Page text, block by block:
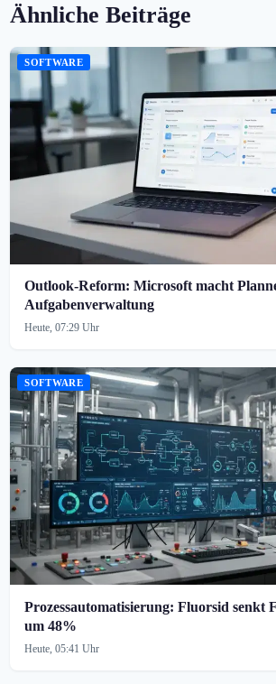
Ähnliche Beiträge
SOFTWARE
Outlook-Reform: Microsoft macht
Aufgabenverwaltung
Heute, 07:29 Uhr
SOFTWARE
Prozessautomatisierung: Fluorsid senkt
um 48%
Heute, 05:41 Uhr